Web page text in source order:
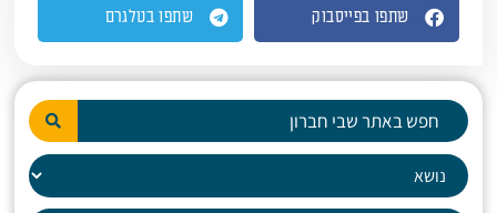
שתפו בפייסבוק שתפו בטלגרם